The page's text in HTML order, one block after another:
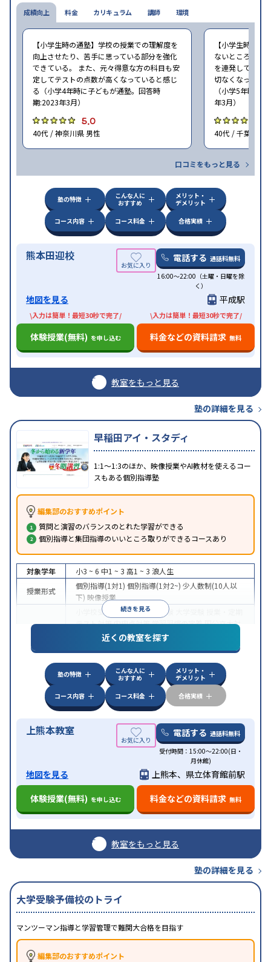
成績向上
【小学生時の通塾】学校の授業での理解度を
向上させたり、苦手に思っている部分を強化
できている。 また、元々得意な方の科目も安
定してテストの点数が高くなっていると感じ
る（小学4年時に子どもが通塾。回答時
期:2023年3月）
5.0
40代 / 神奈川県 男性
【小学生時の通
ないところがあ
を連発していた
切なくなった。
（小学5年時に
年3月）
40代 / 千葉県 女
口コミをもっと見る
料金 カリキュラム 講師 環境
塾の特徴
こんな人に
おすすめ
メリット・
デメリット
コース内容
コース料金 合格実績
熊本田迎校 電話する 通話料無料
16:00〜22:00（土曜・日曜を除
く）
地図を見る 平成駅
\入力は簡単！最短30秒で完了/
体験授業(無料) を申し込む
\入力は簡単！最短30秒で完了/
料金などの資料請求 無料
教室をもっと見る
塾の詳細を見る
早稲田アイ・スタディ
1:1～1:3のほか、映像授業やAI教材を使えるコー
スもある個別指導塾
編集部のおすすめポイント
質問と演習のバランスのとれた学習ができる
個別指導と集団指導のいいところ取りができるコースあり
続きを見る
対象学年 小3 ~ 6 中1 ~ 3 高1 ~ 3 浪人生
授業形式
個別指導(1対1) 個別指導(1対2~) 少人数制(10人以
下) 映像授業
小学校受験 中学受験 高校受験
テスト対策内申点対策学習習慣の定着国公立大対
私大対策共通テスト対策英検(英語検定)対策
特徴
中高一貫校生に対応成績保証制度あり授業の振替
可能
不登校生に対応 学習にPC・タブレットを利用
オンライン対応 1科目から受講可能季節講習のみの
受講可
自習室あり
近くの教室を探す
塾の特徴
こんな人に
おすすめ
メリット・
デメリット
コース内容
コース料金 合格実績
上熊本教室 電話する 通話料無料
受付時間：15:00～22:00(日・
月休館)
地図を見る
上熊本、県立体育館前駅
体験授業(無料) を申し込む 料金などの資料請求 無料
教室をもっと見る
塾の詳細を見る
大学受験予備校のトライ
マンツーマン指導と学習管理で難関大合格を目指す
編集部のおすすめポイント